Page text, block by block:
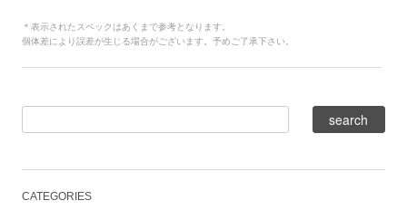
＊表示されたスペックはあくまで参考となります。
個体差により誤差が生じる場合がございます。予めご了承下さい。
CATEGORIES